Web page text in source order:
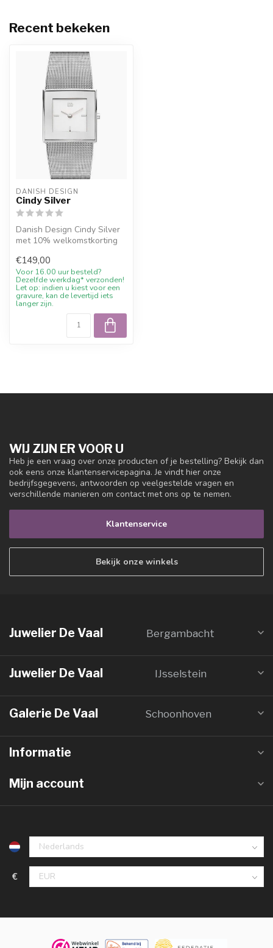
Recent bekeken
DANISH DESIGN
Cindy Silver
Danish Design Cindy Silver
met 10% welkomstkorting
Juw...
€149,00
Voor 16.00 uur besteld?
Dezelfde werkdag* verzonden!
Let op: indien u kiest voor een
gravure, kan de levertijd iets
langer zijn.
WIJ ZIJN ER VOOR U
Heb je een vraag over onze producten of je bestelling? Bekijk dan
ook eens onze klantenservicepagina. Je vindt hier onze
bedrijfsgegevens, antwoorden op veelgestelde vragen en
verschillende manieren om contact met ons op te nemen.
Klantenservice
Bekijk onze winkels
Juwelier De Vaal Bergambacht
Juwelier De Vaal IJsselstein
Galerie De Vaal Schoonhoven
Informatie
Mijn account
€